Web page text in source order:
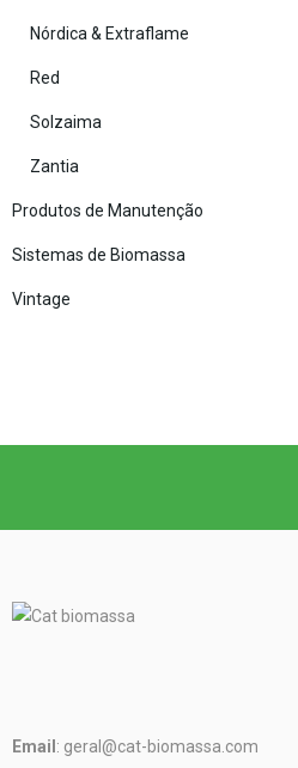
Nórdica & Extraflame
Red
Solzaima
Zantia
Produtos de Manutenção
Sistemas de Biomassa
Vintage
Email : geral@cat-biomassa.com